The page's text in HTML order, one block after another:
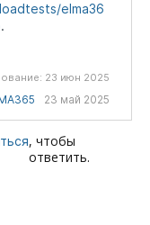
elma36
.
23 июн 2025
23 май 2025
, чтобы
ответить.